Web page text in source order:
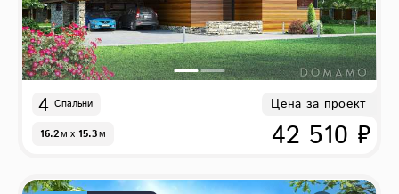
4 Спальни
16.2м x 15.3м
Цена за проект
42 510 ₽